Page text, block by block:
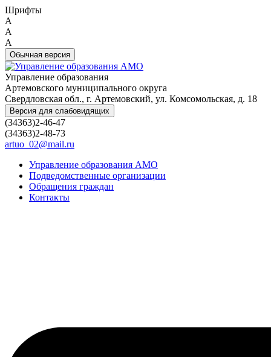
Шрифты
A
A
A
Обычная версия
Управление образования
Артемовского муниципального округа
Свердловская обл., г. Артемовский, ул. Комсомольская, д. 18
Версия для слабовидящих
(34363)2-46-47
(34363)2-48-73
artuo_02@mail.ru
Управление образования АМО
Подведомственные организации
Обращения граждан
Контакты